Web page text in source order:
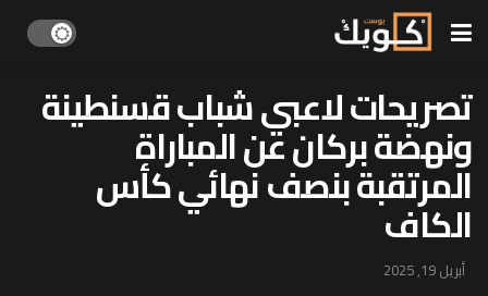
تصريحات لاعبي شباب قسنطينة
ونهضة بركان عن المباراة
المرتقبة بنصف نهائي كأس
الكاف
أبريل 19, 2025